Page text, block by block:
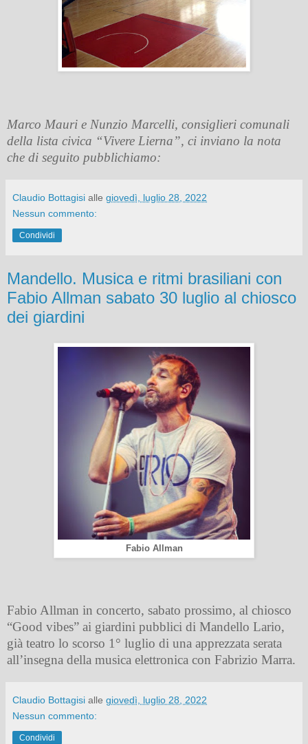
Marco Mauri e Nunzio Marcelli, consiglieri comunali
della lista civica “Vivere Lierna”, ci inviano la nota
che di seguito pubblichiamo:
Claudio Bottagisi alle giovedì, luglio 28, 2022
Nessun commento:
Condividi
Mandello. Musica e ritmi brasiliani con
Fabio Allman sabato 30 luglio al chiosco
dei giardini
Fabio Allman
Fabio Allman in concerto, sabato prossimo, al chiosco
“Good vibes” ai giardini pubblici di Mandello Lario,
già teatro lo scorso 1° luglio di una apprezzata serata
all’insegna della musica elettronica con Fabrizio Marra.
Claudio Bottagisi alle giovedì, luglio 28, 2022
Nessun commento:
Condividi